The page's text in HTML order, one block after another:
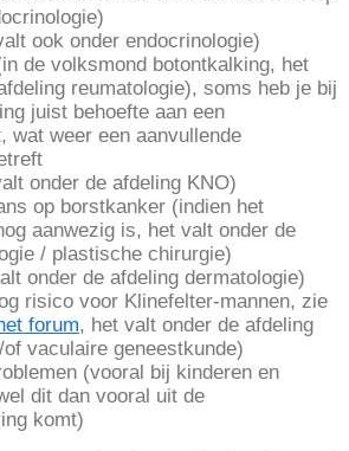
ook onder endocrinologie)
de volksmond botontkalking, het
reumatologie), soms heb je bij
juist behoefte aan een
wat weer een aanvullende
onder de afdeling KNO)
op borstkanker (indien het
aanwezig is, het valt onder de
/ plastische chirurgie)
onder de afdeling dermatologie)
risico voor Klinefelter-mannen, zie
forum, het valt onder de afdeling
vaculaire geneestkunde)
(vooral bij kinderen en
dit dan vooral uit de
komt)